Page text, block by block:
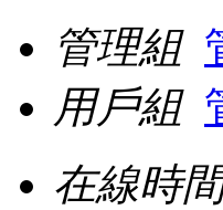
管理組
用戶組
在線時